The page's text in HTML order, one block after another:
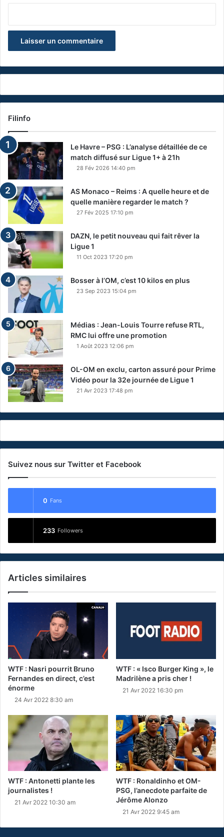
Filinfo
Le Havre – PSG : L’analyse détaillée de ce
match diffusé sur Ligue 1+ à 21h
28 Fév 2026 14:40 pm
AS Monaco – Reims : A quelle heure et de
quelle manière regarder le match ?
27 Fév 2025 17:10 pm
DAZN, le petit nouveau qui fait rêver la
Ligue 1
11 Oct 2023 17:20 pm
Bosser à l’OM, c’est 10 kilos en plus
23 Sep 2023 15:04 pm
Médias : Jean-Louis Tourre refuse RTL,
RMC lui offre une promotion
1 Août 2023 12:06 pm
OL-OM en exclu, carton assuré pour Prime
Vidéo pour la 32e journée de Ligue 1
21 Avr 2023 17:48 pm
Suivez nous sur Twitter et Facebook
0 Fans
233 Followers
Articles similaires
WTF : Nasri pourrit Bruno
Fernandes en direct, c’est
énorme
24 Avr 2022 8:30 am
WTF : « Isco Burger King », le
Madrilène a pris cher !
21 Avr 2022 16:30 pm
WTF : Antonetti plante les
journalistes !
21 Avr 2022 10:30 am
WTF : Ronaldinho et OM-
PSG, l’anecdote parfaite de
Jérôme Alonzo
21 Avr 2022 9:45 am